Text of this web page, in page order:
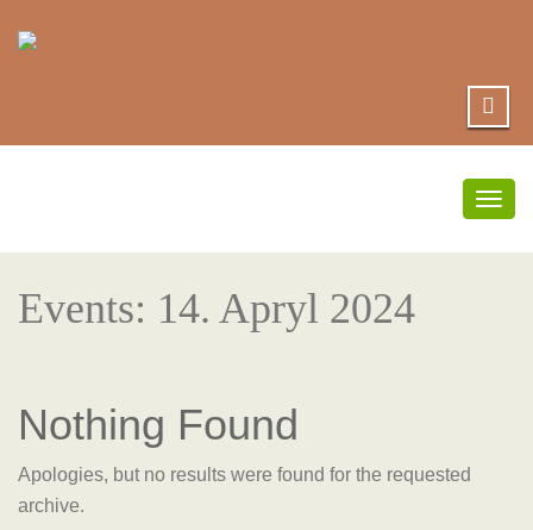
Events: 14. Apryl 2024
Nothing Found
Apologies, but no results were found for the requested
archive.